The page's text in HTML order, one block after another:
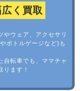
く買取
やウェア、アクセサリ
ボトルゲージなど)も
自転車でも、ママチャ
ります！